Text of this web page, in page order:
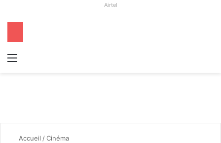
Airtel
Accueil /Cinéma